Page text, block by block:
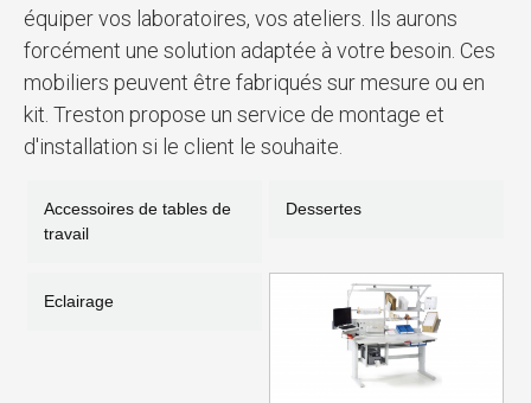
équiper vos laboratoires, vos ateliers. Ils aurons
forcément une solution adaptée à votre besoin. Ces
mobiliers peuvent être fabriqués sur mesure ou en
kit. Treston propose un service de montage et
d'installation si le client le souhaite.
Accessoires de tables de
travail
Dessertes
Eclairage